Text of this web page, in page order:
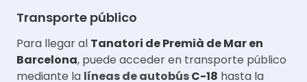
Transporte público
Para llegar al Tanatori de Premià de Mar en
Barcelona, puede acceder en transporte público
mediante la líneas de autobúsC-18 hasta la